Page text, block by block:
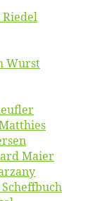
Wurst
Maier